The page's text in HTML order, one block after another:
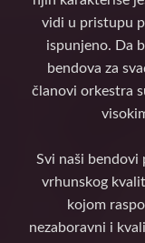
vidi u pristupu
ispunjeno. Da
bendova za
članovi orkestra
Svi naši bendovi
vrhunskog
kojom
nezaboravni i